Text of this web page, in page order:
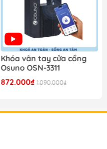
Khóa vân tay cửa cổng
Osuno OSN-3311
872.000₫ 1.090.000₫